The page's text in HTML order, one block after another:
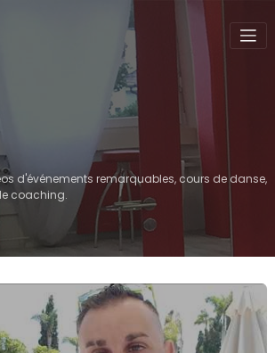
d'événements remarquables, cours de danse,
coaching.